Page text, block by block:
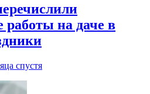
работы на даче в
спустя